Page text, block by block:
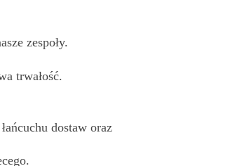
zespoły.
trwałość.
łańcuchu dostaw oraz